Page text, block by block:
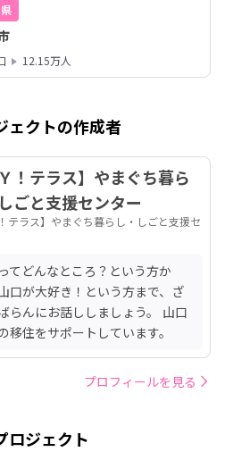
12.15万人
ェクトの作成者
Ｙ！テラス】やまぐち暮ら
ごと支援センター
！テラス】やまぐち暮らし・しごと支援セ
てどんなところ？という方か
口が大好き！という方まで、ざ
らんにお話ししましょう。 山口
移住をサポートしています。
プロフィールを見る
ロジェクト